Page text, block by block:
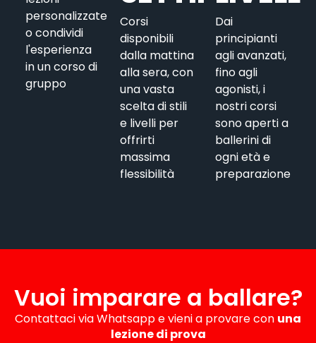
personalizzate
o condividi
l'esperienza
in un corso di
gruppo
Corsi
disponibili
dalla mattina
alla sera, con
una vasta
scelta di stili
e livelli per
offrirti
massima
flessibilità
Dai
principianti
agli avanzati,
fino agli
agonisti, i
nostri corsi
sono aperti a
ballerini di
ogni età e
preparazione
Vuoi imparare a ballare?
Contattaci via Whatsapp e vieni a provare con una
lezione di prova